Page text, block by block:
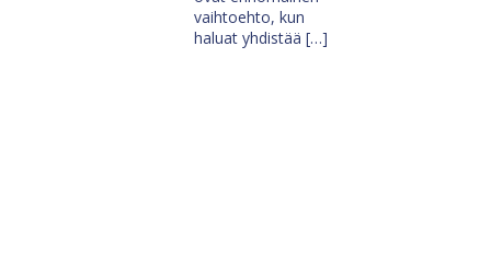
vaihtoehto, kun
haluat yhdistää […]